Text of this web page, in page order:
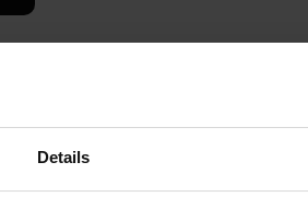
Details